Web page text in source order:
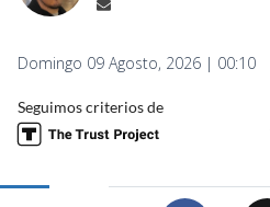
Domingo 09 Agosto, 2026 | 00:10
Seguimos criterios de